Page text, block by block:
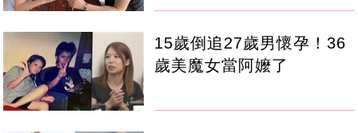
15歲倒追27歲男懷孕！36
歲美魔女當阿嬤了